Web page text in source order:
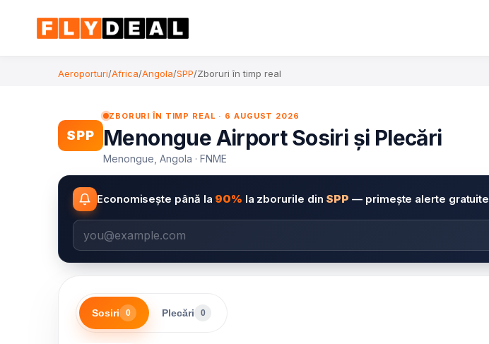
Aeroporturi/Africa/Angola/SPP/Zboruri în timp real
SPP
ZBORURI ÎN TIMP REAL · 6 AUGUST 2026
Menongue Airport Sosiri și Plecări
Menongue, Angola · FNME
Economisește până la 90% la zborurile din SPP — primește alerte gratuite
Sosiri 0 Plecări 0